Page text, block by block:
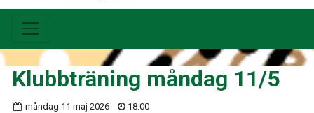
Klubbträning måndag 11/5
måndag 11 maj 2026 18:00